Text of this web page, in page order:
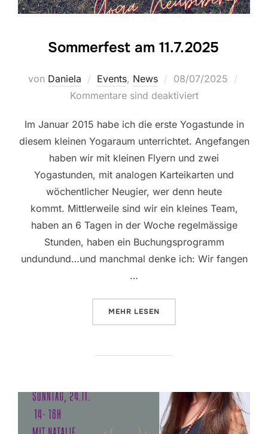
Sommerfest am 11.7.2025
von Daniela Events, News
Veröffentlicht
am
08/07/2025
Kommentare sind deaktiviert
Im Januar 2015 habe ich die erste Yogastunde in
diesem kleinen Yogaraum unterrichtet. Angefangen
haben wir mit kleinen Flyern und zwei
Yogastunden, mit analogen Karteikarten und
wöchentlicher Neugier, wer denn heute
kommt. Mittlerweile sind wir ein kleines Team,
haben an 6 Tagen in der Woche regelmässige
Stunden, haben ein Buchungsprogramm
undundund…und manchmal denke ich: Wir fangen
…
MEHR ÜBER „SOMMERFEST AM
LESEN